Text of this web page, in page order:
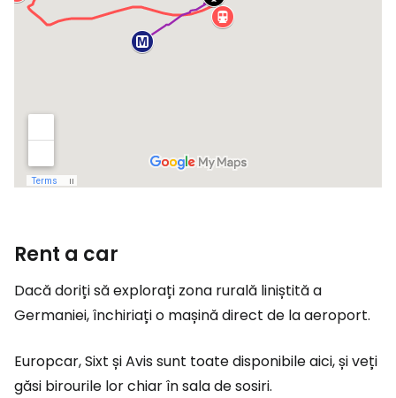
Rent a car
Dacă doriți să explorați zona rurală liniștită a
Germaniei, închiriați o mașină direct de la aeroport.
Europcar, Sixt și Avis sunt toate disponibile aici, și veți
găsi birourile lor chiar în sala de sosiri.